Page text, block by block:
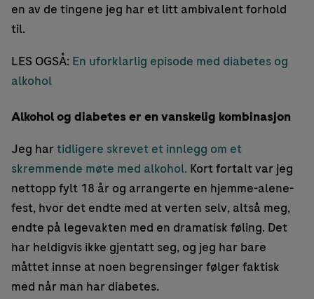
en av de tingene jeg har et litt ambivalent forhold
til.
LES OGSÅ: En uforklarlig episode med diabetes og
alkohol
Alkohol og diabetes er en vanskelig kombinasjon
Jeg har tidligere skrevet et innlegg om et
skremmende møte med alkohol. Kort fortalt var jeg
nettopp fylt 18 år og arrangerte en hjemme-alene-
fest, hvor det endte med at verten selv, altså meg,
endte på legevakten med en dramatisk føling. Det
har heldigvis ikke gjentatt seg, og jeg har bare
måttet innse at noen begrensinger følger faktisk
med når man har diabetes.